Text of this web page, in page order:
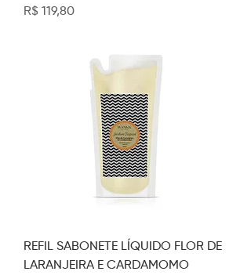
Preço
R$ 119,80
REFIL SABONETE LÍQUIDO FLOR DE
LARANJEIRA E CARDAMOMO